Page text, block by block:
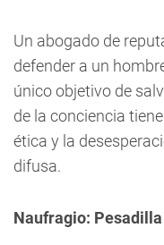
Un abogado de
defender a un
único objetivo de
de la conciencia
ética y la
difusa.
Naufragio: